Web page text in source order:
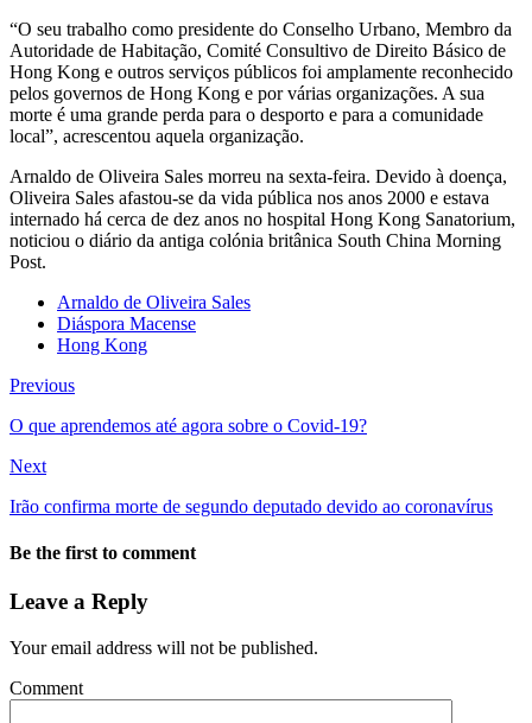
“O seu trabalho como presidente do Conselho Urbano, Membro da
Autoridade de Habitação, Comité Consultivo de Direito Básico de
Hong Kong e outros serviços públicos foi amplamente reconhecido
pelos governos de Hong Kong e por várias organizações. A sua
morte é uma grande perda para o desporto e para a comunidade
local”, acrescentou aquela organização.
Arnaldo de Oliveira Sales morreu na sexta-feira. Devido à doença,
Oliveira Sales afastou-se da vida pública nos anos 2000 e estava
internado há cerca de dez anos no hospital Hong Kong Sanatorium,
noticiou o diário da antiga colónia britânica South China Morning
Post.
Arnaldo de Oliveira Sales
Diáspora Macense
Hong Kong
Previous
O que aprendemos até agora sobre o Covid-19?
Next
Irão confirma morte de segundo deputado devido ao coronavírus
Be the first to comment
Leave a Reply
Your email address will not be published.
Comment